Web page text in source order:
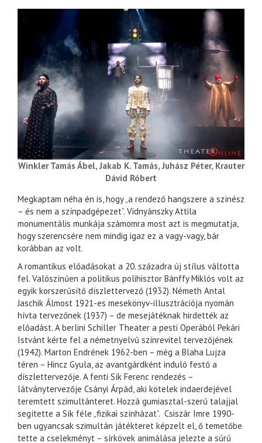
Winkler Tamás Ábel, Jakab K. Tamás, Juhász Péter, Krauter
Dávid Róbert
Megkaptam néha én is, hogy „a rendező hangszere a színész
– és nem a színpadgépezet”. Vidnyánszky Attila
monumentális munkája számomra most azt is megmutatja,
hogy szerencsére nem mindig igaz ez a vagy-vagy, bár
korábban az volt.
A romantikus előadásokat a 20. századra új stílus váltotta
fel. Valószínűen a politikus polihisztor Bánffy Miklós volt az
egyik korszerűsítő díszlettervező (1932). Németh Antal
Jaschik Álmost 1921-es mesekönyv-illusztrációja nyomán
hívta tervezőnek (1937) – de mesejátéknak hirdették az
előadást. A berlini Schiller Theater a pesti Operából Pekári
Istvánt kérte fel a németnyelvű színrevitel tervezőjének
(1942). Marton Endrének 1962-ben – még a Blaha Lujza
téren – Hincz Gyula, az avantgárdként induló festő a
díszlettervezője. A fenti Sík Ferenc rendezés –
látványtervezője Csányi Árpád, aki kötelek indaerdejével
teremtett szimultánteret. Hozzá gumiasztal-szerű talajjal
segítette a Sík féle „fizikai színházat”. Csiszár Imre 1990-
ben ugyancsak szimultán játékteret képzelt el, ő temetőbe
tette a cselekményt – sírkövek animálása jelezte a sűrű